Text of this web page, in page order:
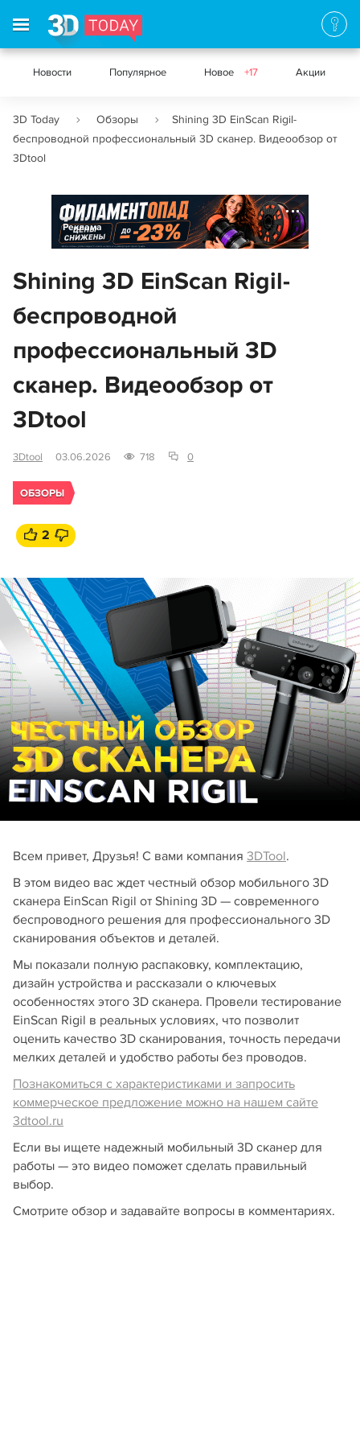
Новости Популярное Новое +17 Акции
3D Today Обзоры
Shining 3D EinScan Rigil-
беспроводной профессиональный 3D сканер. Видеообзор от
3Dtool
Реклама
Shining 3D EinScan Rigil-
беспроводной
профессиональный 3D
сканер. Видеообзор от
3Dtool
3Dtool 03.06.2026 718 0
ОБЗОРЫ
2
Всем привет, Друзья! С вами компания 3DTool.
В этом видео вас ждет честный обзор мобильного 3D
сканера EinScan Rigil от Shining 3D — современного
беспроводного решения для профессионального 3D
сканирования объектов и деталей.
Мы показали полную распаковку, комплектацию,
дизайн устройства и рассказали о ключевых
особенностях этого 3D сканера. Провели тестирование
EinScan Rigil в реальных условиях, что позволит
оценить качество 3D сканирования, точность передачи
мелких деталей и удобство работы без проводов.
Познакомиться с характеристиками и запросить
коммерческое предложение можно на нашем сайте
3dtool.ru
Если вы ищете надежный мобильный 3D сканер для
работы — это видео поможет сделать правильный
выбор.
Смотрите обзор и задавайте вопросы в комментариях.